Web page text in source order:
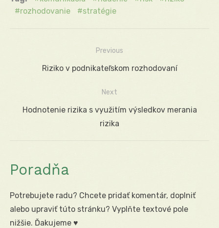
rozhodovanie
stratégie
Navigácia
Previous
Previous
Riziko v podnikateľskom rozhodovaní
Next
Next
Hodnotenie rizika s využitím výsledkov merania
rizika
Poradňa
Potrebujete radu? Chcete pridať komentár, doplniť
alebo upraviť túto stránku? Vyplňte textové pole
nižšie. Ďakujeme ♥